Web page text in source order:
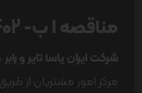
مناقصه 1 ب- 402 مرکز امور مشتریان
شرکت ایران یاسا تایر و رابر
مرکز امور مشتریان از